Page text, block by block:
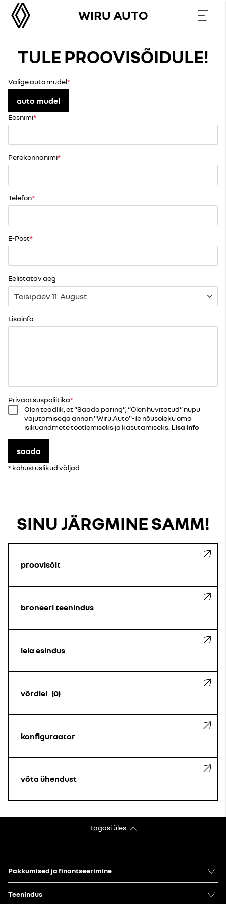
WIRU AUTO
TULE PROOVISÕIDULE!
Valige auto mudel
auto mudel
Eesnimi
Perekonnanimi
Telefon
E-Post
Eelistatav aeg
Lisainfo
Privaatsuspoliitika
Olen teadlik, et “Saada päring”, “Olen huvitatud” nupu
vajutamisega annan "Wiru Auto"-ile nõusoleku oma
isikuandmete töötlemiseks ja kasutamiseks. Lisa info
saada
* kohustuslikud väljad
SINU JÄRGMINE SAMM!
proovisõit
broneeri teenindus
leia esindus
võrdle! 0
konfiguraator
võta ühendust
tagasi üles
Pakkumised ja finantseerimine
Teenindus